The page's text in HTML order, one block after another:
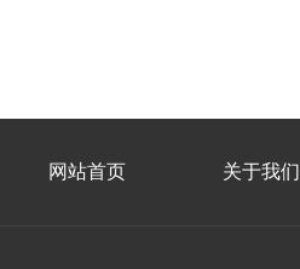
网站首页 关于我们